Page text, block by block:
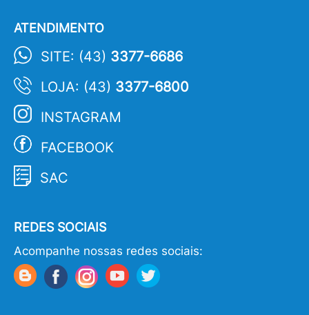
ATENDIMENTO
SITE: (43) 3377-6686
LOJA: (43) 3377-6800
INSTAGRAM
FACEBOOK
SAC
REDES SOCIAIS
Acompanhe nossas redes sociais: